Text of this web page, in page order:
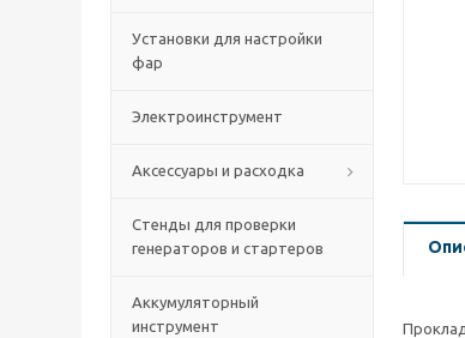
Установки для настройки
фар
Электроинструмент
Аксессуары и расходка
Стенды для проверки
генераторов и стартеров
Аккумуляторный
инструмент